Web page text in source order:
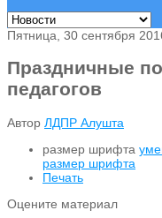
Пятница, 30 сентября
Праздничные
педагогов
Автор ЛДПР Алушта
размер шрифта
размер шрифта
Печать
Оцените материал